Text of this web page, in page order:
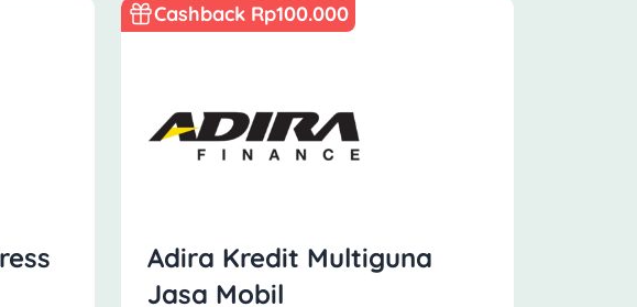
Cashback Rp100.000
Adira Kredit Multiguna
Jasa Mobil